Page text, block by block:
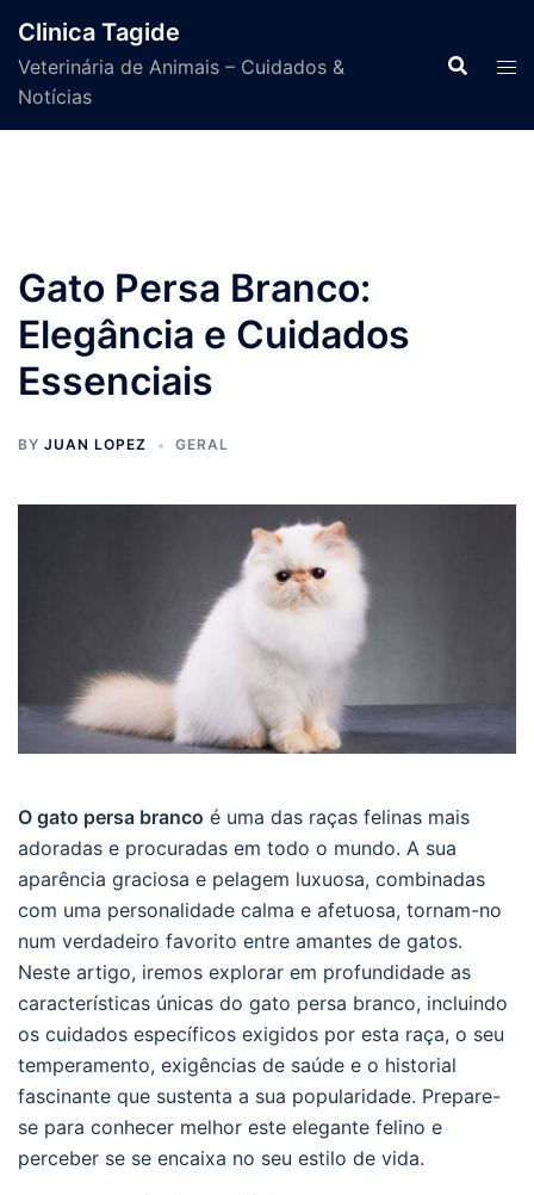
content
Clinica Tagide
Veterinária de Animais – Cuidados &
Notícias
Gato Persa Branco:
Elegância e Cuidados
Essenciais
BY JUAN LOPEZ GERAL
O gato persa branco é uma das raças felinas mais
adoradas e procuradas em todo o mundo. A sua
aparência graciosa e pelagem luxuosa, combinadas
com uma personalidade calma e afetuosa, tornam-no
num verdadeiro favorito entre amantes de gatos.
Neste artigo, iremos explorar em profundidade as
características únicas do gato persa branco, incluindo
os cuidados específicos exigidos por esta raça, o seu
temperamento, exigências de saúde e o historial
fascinante que sustenta a sua popularidade. Prepare-
se para conhecer melhor este elegante felino e
perceber se se encaixa no seu estilo de vida.